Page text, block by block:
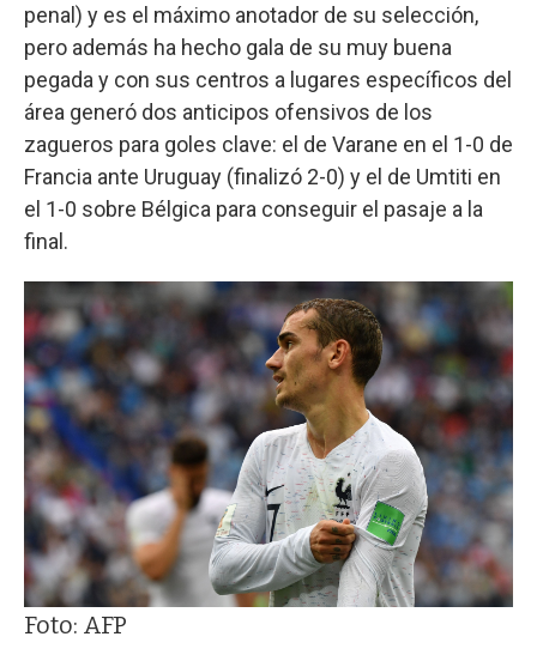
penal) y es el máximo anotador de su selección,
pero además ha hecho gala de su muy buena
pegada y con sus centros a lugares específicos del
área generó dos anticipos ofensivos de los
zagueros para goles clave: el de Varane en el 1-0 de
Francia ante Uruguay (finalizó 2-0) y el de Umtiti en
el 1-0 sobre Bélgica para conseguir el pasaje a la
final.
Foto: AFP